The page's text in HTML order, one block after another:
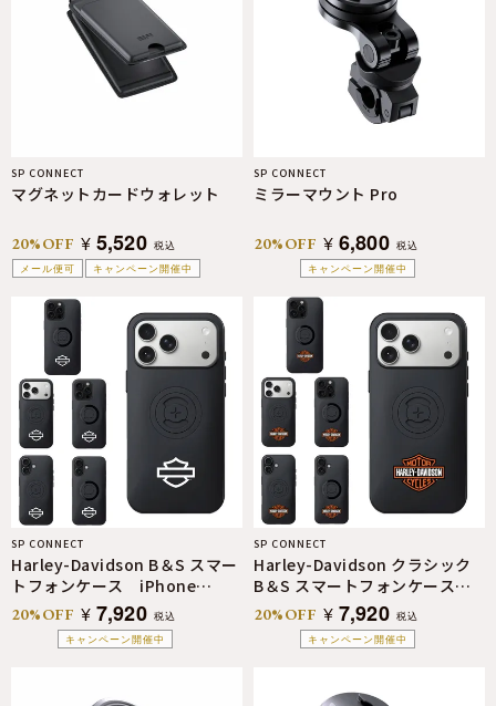
メール便可 キャンペーン開催中
SP CONNECT
マグネットカードウォレット
20%OFF ¥ 5,520 税込
キャンペーン開催中
SP CONNECT
ミラーマウント Pro
20%OFF ¥ 6,800 税込
キャンペーン開催中
SP CONNECT
Harley-Davidson B＆S スマー
トフォンケース iPhone
16/17/Pro/Plus/ProMax
20%OFF ¥ 7,920 税込
キャンペーン開催中
SP CONNECT
Harley-Davidson クラシック
B＆S スマートフォンケース
iPhone
16/17/Pro/Plus/ProMax
20%OFF ¥ 7,920 税込